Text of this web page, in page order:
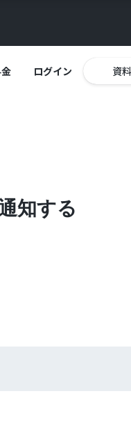
ログイン 資
知する